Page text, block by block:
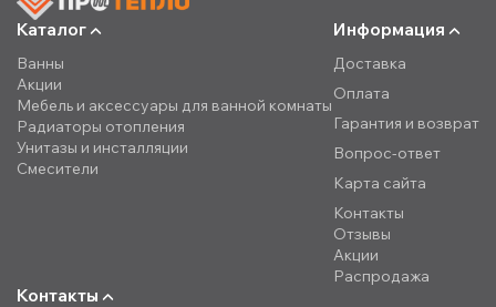
Каталог
Ванны
Акции
Мебель и аксессуары для ванной комнаты
Радиаторы отопления
Унитазы и инсталляции
Смесители
Информация
Доставка
Оплата
Гарантия и возврат
Вопрос-ответ
Карта сайта
Контакты
Отзывы
Акции
Распродажа
Контакты